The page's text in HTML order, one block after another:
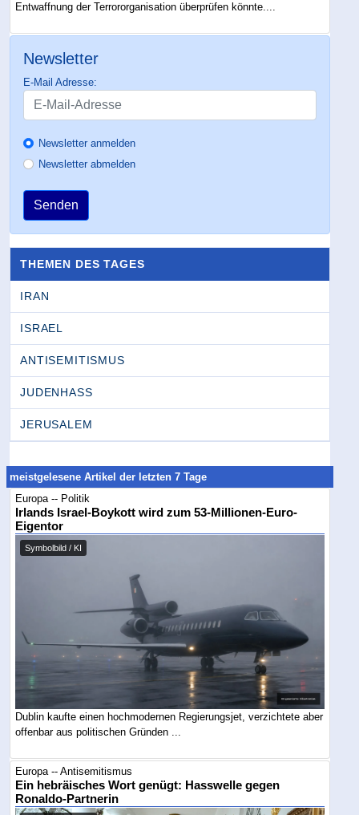
Entwaffnung der Terrororganisation überprüfen könnte....
Newsletter
E-Mail Adresse:
Newsletter anmelden
Newsletter abmelden
Senden
THEMEN DES TAGES
IRAN
ISRAEL
ANTISEMITISMUS
JUDENHASS
JERUSALEM
meistgelesene Artikel der letzten 7 Tage
Europa -- Politik
Irlands Israel-Boykott wird zum 53-Millionen-Euro-
Eigentor
Symbolbild / KI
Dublin kaufte einen hochmodernen Regierungsjet, verzichtete aber
offenbar aus politischen Gründen ...
Europa -- Antisemitismus
Ein hebräisches Wort genügt: Hasswelle gegen
Ronaldo-Partnerin